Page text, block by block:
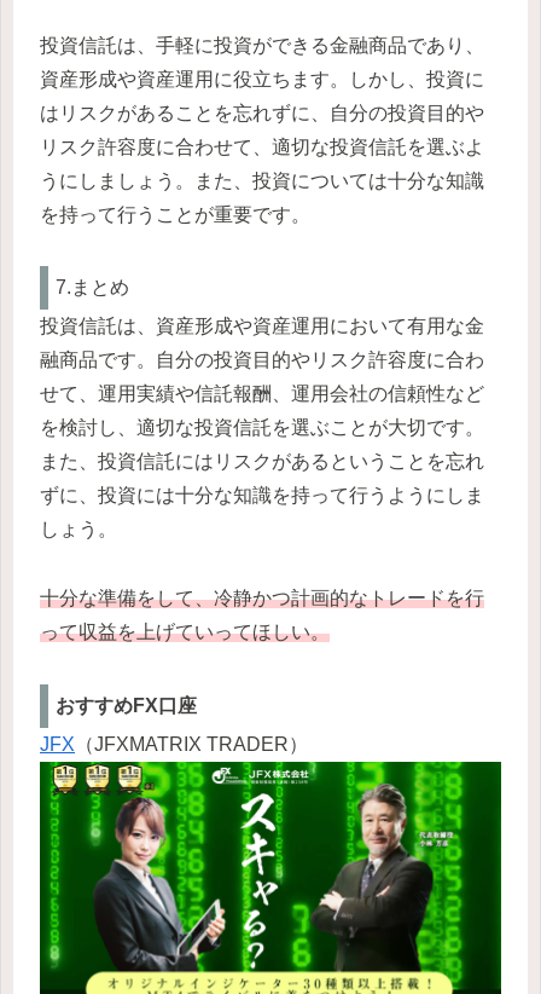
投資信託は、手軽に投資ができる金融商品であり、
資産形成や資産運用に役立ちます。しかし、投資に
はリスクがあることを忘れずに、自分の投資目的や
リスク許容度に合わせて、適切な投資信託を選ぶよ
うにしましょう。また、投資については十分な知識
を持って行うことが重要です。
7.まとめ
投資信託は、資産形成や資産運用において有用な金
融商品です。自分の投資目的やリスク許容度に合わ
せて、運用実績や信託報酬、運用会社の信頼性など
を検討し、適切な投資信託を選ぶことが大切です。
また、投資信託にはリスクがあるということを忘れ
ずに、投資には十分な知識を持って行うようにしま
しょう。
十分な準備をして、冷静かつ計画的なトレードを行
って収益を上げていってほしい。
おすすめFX口座
JFX （JFXMATRIX TRADER）